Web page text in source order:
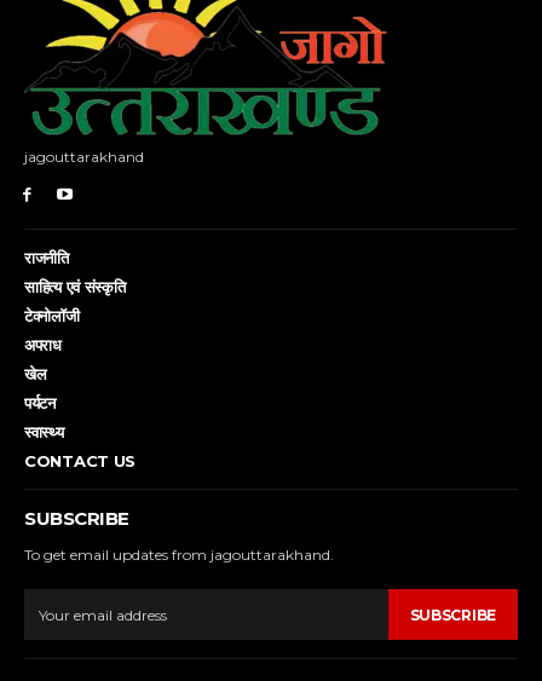
jagouttarakhand
राजनीति
साहित्य एवं संस्कृति
टेक्नोलॉजी
अपराध
खेल
पर्यटन
स्वास्थ्य
CONTACT US
SUBSCRIBE
To get email updates from jagouttarakhand.
SUBSCRIBE